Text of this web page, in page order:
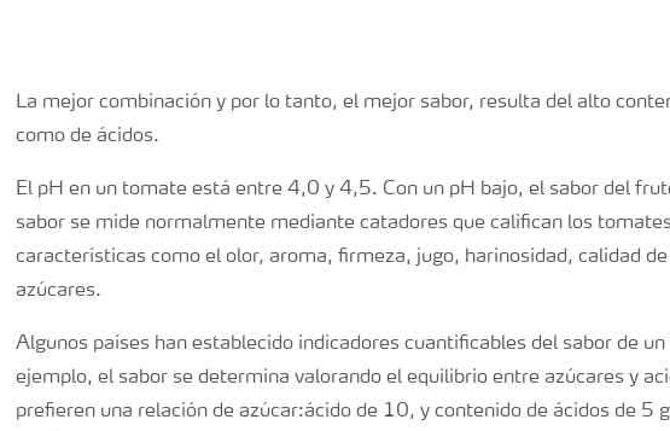
La mejor combinación y por lo tanto, el mejor sabor, resulta del alto
como de ácidos.
El pH en un tomate está entre 4,0 y 4,5. Con un pH bajo, el sabor del
sabor se mide normalmente mediante catadores que califican los
características como el olor, aroma, firmeza, jugo, harinosidad, calidad
azúcares.
Algunos países han establecido indicadores cuantificables del sabor de
ejemplo, el sabor se determina valorando el equilibrio entre azúcares y
prefieren una relación de azúcar:ácido de 10, y contenido de ácidos de 5